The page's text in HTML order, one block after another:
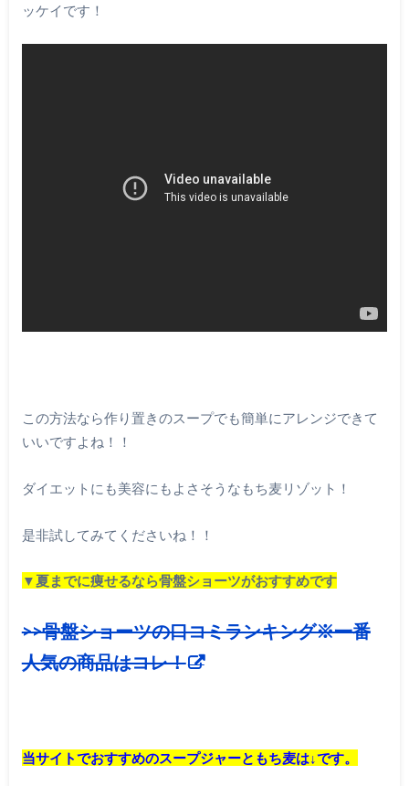
ッケイです！
この方法なら作り置きのスープでも簡単にアレンジできて
いいですよね！！
ダイエットにも美容にもよさそうなもち麦リゾット！
是非試してみてくださいね！！
▼夏までに痩せるなら骨盤ショーツがおすすめです
>>骨盤ショーツの口コミランキング※一番
人気の商品はコレ！
当サイトでおすすめのスープジャーともち麦は↓です。